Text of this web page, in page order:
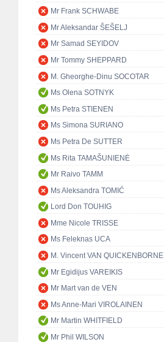
Mr Frank SCHWABE
Mr Aleksandar ŠEŠELJ
Mr Samad SEYIDOV
Mr Tommy SHEPPARD
M. Gheorghe-Dinu SOCOTAR
Ms Olena SOTNYK
Ms Petra STIENEN
Ms Simona SURIANO
Ms Petra De SUTTER
Ms Rita TAMAŠUNIENĖ
Mr Raivo TAMM
Ms Aleksandra TOMIĆ
Lord Don TOUHIG
Mme Nicole TRISSE
Ms Feleknas UCA
M. Vincent VAN QUICKENBORNE
Mr Egidijus VAREIKIS
Mr Mart van de VEN
Ms Anne-Mari VIROLAINEN
Mr Martin WHITFIELD
Mr Phil WILSON